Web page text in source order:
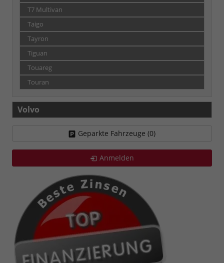
T7 Multivan
Taigo
Tayron
Tiguan
Touareg
Touran
Volvo
Geparkte Fahrzeuge (0)
Anmelden